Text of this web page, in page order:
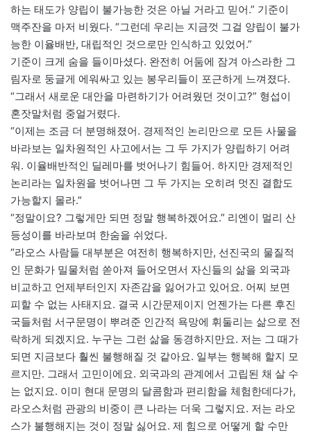
하는 태도가 양립이 불가능한 것은 아닐 거라고 믿어.” 기준이
맥주잔을 마저 비웠다. “그런데 우리는 지금껏 그걸 양립이 불가
능한 이율배반, 대립적인 것으로만 인식하고 있었어.”
기준이 크게 숨을 들이마셨다. 완전히 어둠에 잠겨 아스라한 그
림자로 둥글게 에워싸고 있는 봉우리들이 포근하게 느껴졌다.
“그래서 새로운 대안을 마련하기가 어려웠던 것이고?” 형섭이
혼잣말처럼 중얼거렸다.
“이제는 조금 더 분명해졌어. 경제적인 논리만으로 모든 사물을
바라보는 일차원적인 사고에서는 그 두 가지가 양립하기 어려
워. 이율배반적인 딜레마를 벗어나기 힘들어. 하지만 경제적인
논리라는 일차원을 벗어나면 그 두 가지는 오히려 멋진 결합도
가능할지 몰라.”
“정말이요? 그렇게만 되면 정말 행복하겠어요.” 리엔이 멀리 산
등성이를 바라보며 한숨을 쉬었다.
“라오스 사람들 대부분은 여전히 행복하지만, 선진국의 물질적
인 문화가 밀물처럼 쏟아져 들어오면서 자신들의 삶을 외국과
비교하고 언제부터인지 자존감을 잃어가고 있어요. 어찌 보면
피할 수 없는 사태지요. 결국 시간문제이지 언젠가는 다른 후진
국들처럼 서구문명이 뿌려준 인간적 욕망에 휘둘리는 삶으로 전
락하게 되겠지요. 누구는 그런 삶을 동경하지만요. 저는 그 때가
되면 지금보다 훨씬 불행해질 것 같아요. 일부는 행복해 할지 모
르지만. 그래서 고민이에요. 외국과의 관계에서 고립된 채 살 수
는 없지요. 이미 현대 문명의 달콤함과 편리함을 체험한데다가,
라오스처럼 관광의 비중이 큰 나라는 더욱 그렇지요. 저는 라오
스가 불행해지는 것이 정말 싫어요. 제 힘으로 어떻게 할 수만